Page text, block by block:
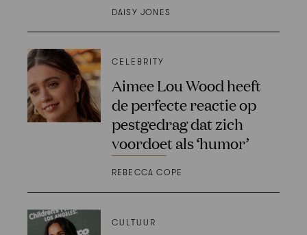
DAISY JONES
CELEBRITY
Aimee Lou Wood heeft
de perfecte reactie op
pestgedrag dat zich
voordoet als ‘humor’
REBECCA COPE
CULTUUR